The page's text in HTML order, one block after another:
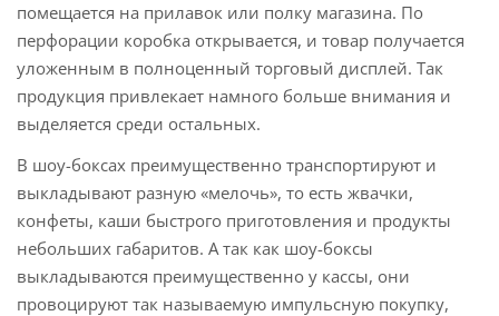
помещается на прилавок или полку магазина. По
перфорации коробка открывается, и товар получается
уложенным в полноценный торговый дисплей. Так
продукция привлекает намного больше внимания и
выделяется среди остальных.
В шоу-боксах преимущественно транспортируют и
выкладывают разную «мелочь», то есть жвачки,
конфеты, каши быстрого приготовления и продукты
небольших габаритов. А так как шоу-боксы
выкладываются преимущественно у кассы, они
провоцируют так называемую импульсную покупку,